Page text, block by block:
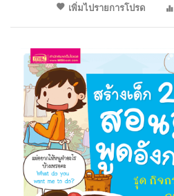
เพิ่มไปรายการโปรด